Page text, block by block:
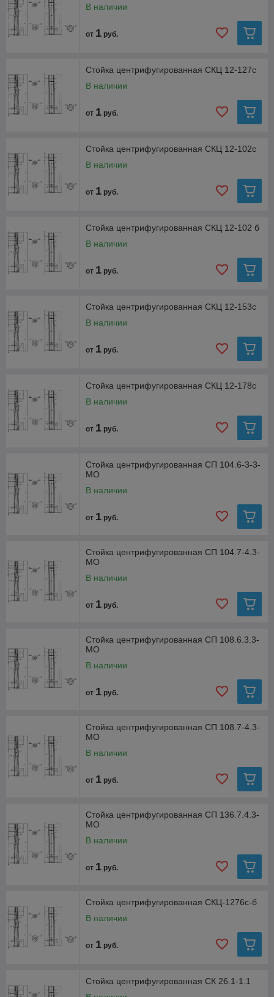
В наличии
от 1 руб.
Стойка центрифугированная СКЦ 12-127с
В наличии
от 1 руб.
Стойка центрифугированная СКЦ 12-102с
В наличии
от 1 руб.
Стойка центрифугированная СКЦ 12-102 б
В наличии
от 1 руб.
Стойка центрифугированная СКЦ 12-153с
В наличии
от 1 руб.
Стойка центрифугированная СКЦ 12-178с
В наличии
от 1 руб.
Стойка центрифугированная СП 104.6-3-3-
МО
В наличии
от 1 руб.
Стойка центрифугированная СП 104.7-4.3-
МО
В наличии
от 1 руб.
Стойка центрифугированная СП 108.6.3.3-
МО
В наличии
от 1 руб.
Стойка центрифугированная СП 108.7-4.3-
МО
В наличии
от 1 руб.
Стойка центрифугированная СП 136.7.4.3-
МО
В наличии
от 1 руб.
Стойка центрифугированная СКЦ-1276с-б
В наличии
от 1 руб.
Стойка центрифугированная СК 26.1-1.1